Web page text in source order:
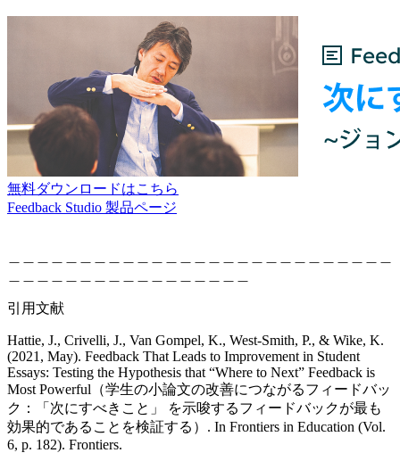
無料ダウンロードはこちら
Feedback Studio 製品ページ
引用文献
Hattie, J., Crivelli, J., Van Gompel, K., West-Smith, P., & Wike, K.
(2021, May). Feedback That Leads to Improvement in Student
Essays: Testing the Hypothesis that “Where to Next” Feedback is
Most Powerful（学生の小論文の改善につながるフィードバッ
ク：「次にすべきこと」 を示唆するフィードバックが最も
効果的であることを検証する）. In Frontiers in Education (Vol.
6, p. 182). Frontiers.